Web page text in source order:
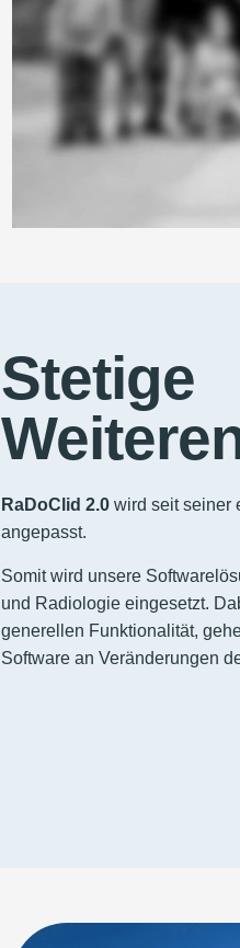
Stetige
RaDoClid 2.0 wird seit seiner
angepasst.
Somit wird unsere
und Radiologie eingesetzt.
generellen Funktionalität,
Software an Veränderungen